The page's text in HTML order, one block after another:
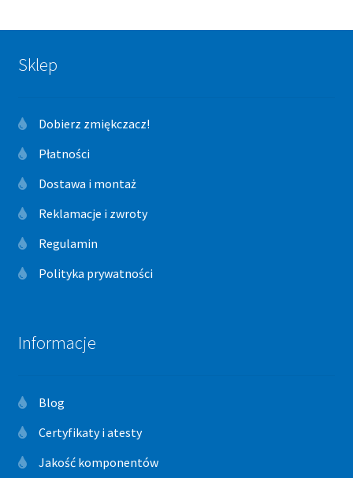
Sklep
Dobierz zmiękczacz!
Płatności
Dostawa i montaż
Reklamacje i zwroty
Regulamin
Polityka prywatności
Informacje
Blog
Certyfikaty i atesty
Jakość komponentów